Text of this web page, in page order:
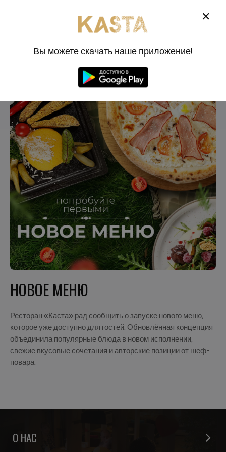
✕
Вы можете скачать наше приложение!
РЕСТОРАН КАСТА АКЦИИ НОВОЕ МЕНЮ
НОВОЕ МЕНЮ
Ресторан «Каста» рад сообщить о запуске нового меню,
которое уже доступно для гостей. Обновлённая концепция
объединила популярные блюда в новом исполнении,
свежие вкусовые сочетания и авторские позиции от шеф-
повара.
О НАС